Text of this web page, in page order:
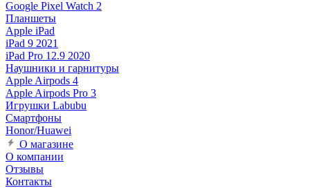
Google Pixel Watch 2
Планшеты
Apple iPad
iPad 9 2021
iPad Pro 12.9 2020
Наушники и гарнитуры
Apple Airpods 4
Apple Airpods Pro 3
Игрушки Labubu
Смартфоны
Honor/Huawei
О магазине
О компании
Отзывы
Контакты